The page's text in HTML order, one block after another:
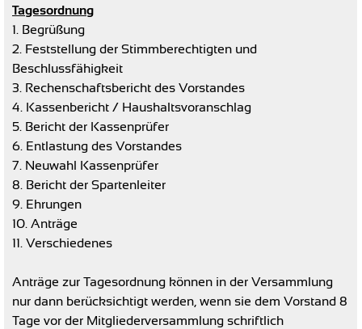
Tagesordnung
1. Begrüßung
2. Feststellung der Stimmberechtigten und
Beschlussfähigkeit
3. Rechenschaftsbericht des Vorstandes
4. Kassenbericht / Haushaltsvoranschlag
5. Bericht der Kassenprüfer
6. Entlastung des Vorstandes
7. Neuwahl Kassenprüfer
8. Bericht der Spartenleiter
9. Ehrungen
10. Anträge
11. Verschiedenes
Anträge zur Tagesordnung können in der Versammlung
nur dann berücksichtigt werden, wenn sie dem Vorstand 8
Tage vor der Mitgliederversammlung schriftlich